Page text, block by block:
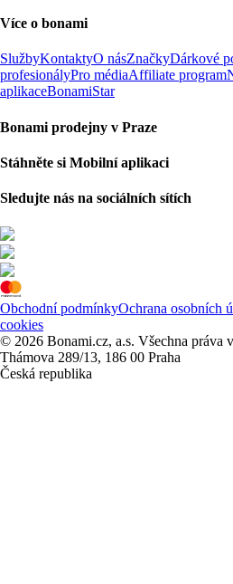
Více o bonami
SlužbyKontaktyO násZnačkyDárkové
profesionályPro médiaAffiliate program
aplikaceBonamiStar
Bonami prodejny v Praze
Stáhněte si Mobilní aplikaci
Sledujte nás na sociálních sítích
Obchodní podmínkyOchrana osobních
cookies
© 2026 Bonami.cz, a.s. Všechna práva
Thámova 289/13, 186 00 Praha
Česká republika